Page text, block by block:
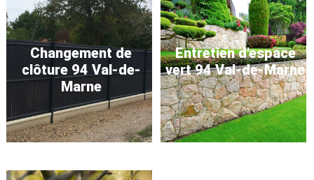
Changement de
clôture 94 Val-de-
Marne
Entretien d'espace
vert 94 Val-de-Marne